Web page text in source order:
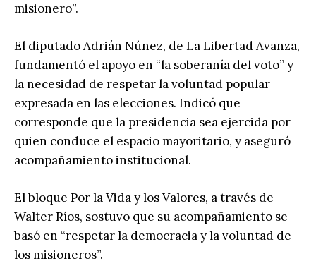
misionero”.
El diputado Adrián Núñez, de La Libertad Avanza,
fundamentó el apoyo en “la soberanía del voto” y
la necesidad de respetar la voluntad popular
expresada en las elecciones. Indicó que
corresponde que la presidencia sea ejercida por
quien conduce el espacio mayoritario, y aseguró
acompañamiento institucional.
El bloque Por la Vida y los Valores, a través de
Walter Ríos, sostuvo que su acompañamiento se
basó en “respetar la democracia y la voluntad de
los misioneros”.